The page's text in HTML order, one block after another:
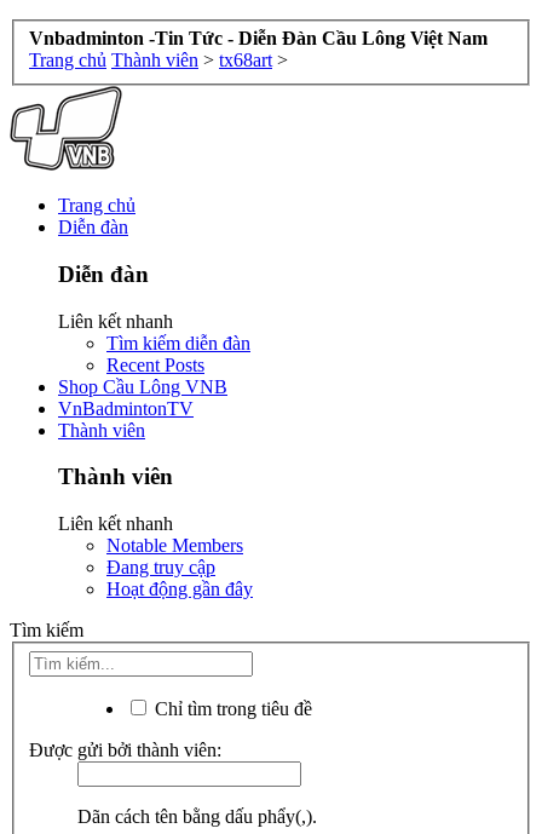
Vnbadminton -Tin Tức - Diễn Đàn Cầu Lông Việt Nam
Trang chủ Thành viên > tx68art >
Trang chủ
Diễn đàn
Diễn đàn
Liên kết nhanh
Tìm kiếm diễn đàn
Recent Posts
Shop Cầu Lông VNB
VnBadmintonTV
Thành viên
Thành viên
Liên kết nhanh
Notable Members
Đang truy cập
Hoạt động gần đây
Tìm kiếm
Chỉ tìm trong tiêu đề
Được gửi bởi thành viên:
Dãn cách tên bằng dấu phẩy(,).